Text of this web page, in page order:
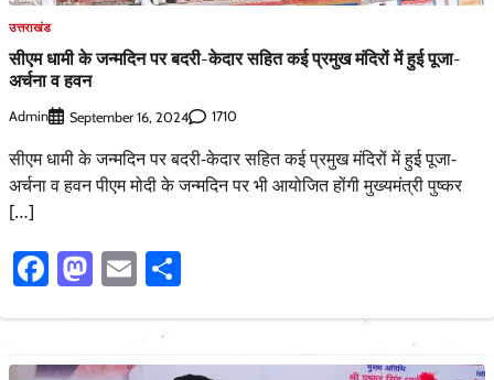
उत्तराखंड
सीएम धामी के जन्मदिन पर बदरी-केदार सहित कई प्रमुख मंदिरों में हुई पूजा-
अर्चना व हवन
Admin September 16, 2024 1710
सीएम धामी के जन्मदिन पर बदरी-केदार सहित कई प्रमुख मंदिरों में हुई पूजा-
अर्चना व हवन पीएम मोदी के जन्मदिन पर भी आयोजित होंगी मुख्यमंत्री पुष्कर
[…]
Facebook
Mastodon
Email